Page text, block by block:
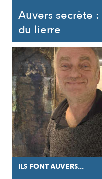
Auvers secrète
du lierre
ILS FONT AUVERS...